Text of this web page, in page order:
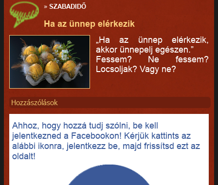
»SZABADIDŐ
Ha az ünnep elérkezik
„Ha az ünnep elérkezik,
akkor ünnepelj egészen.”
Fessem? Ne fessem?
Locsoljak? Vagy ne?
Hozzászólások
Ahhoz, hogy hozzá tudj szólni, be kell
jelentkezned a Facebookon! Kérjük kattints az
alábbi ikonra, jelentkezz be, majd frissítsd ezt az
oldalt!